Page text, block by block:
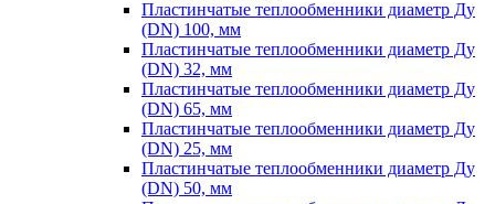
Пластинчатые теплообменники диаметр Ду
(DN) 100, мм
Пластинчатые теплообменники диаметр Ду
(DN) 32, мм
Пластинчатые теплообменники диаметр Ду
(DN) 65, мм
Пластинчатые теплообменники диаметр Ду
(DN) 25, мм
Пластинчатые теплообменники диаметр Ду
(DN) 50, мм